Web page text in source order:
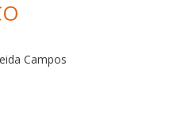
Campos